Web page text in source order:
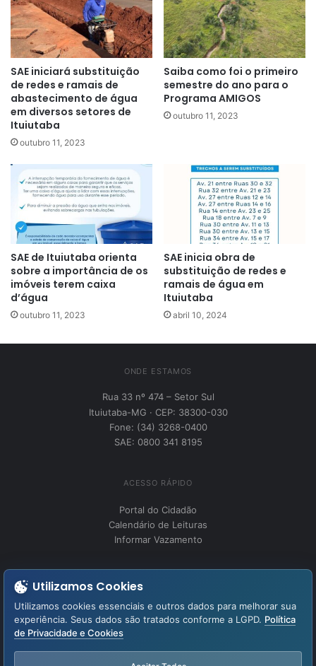
SAE iniciará substituição
de redes e ramais de
abastecimento de água
em diversos setores de
Ituiutaba
outubro 11, 2023
Saiba como foi o primeiro
semestre do ano para o
Programa AMIGOS
outubro 11, 2023
SAE de Ituiutaba orienta
sobre a importância de os
imóveis terem caixa
d’água
outubro 11, 2023
SAE inicia obra de
substituição de redes e
ramais de água em
Ituiutaba
abril 10, 2024
ONDE ESTAMOS
Rua 33 nº 474 – Setor Sul
Ituiutaba-MG · CEP: 38300-030
Fone: (34) 3268-0400
SAE: 0800 341 8195
ACESSO RÁPIDO
Portal do Cidadão
Calendário de Leituras
Informar Vazamento
Perguntas Frequentes
Fale Conosco
LGPD – Lei Geral de Proteção de Dados
Utilizamos Cookies
Utilizamos cookies essenciais e outros dados para melhorar sua
experiência. Seus dados são tratados conforme a LGPD. Política
de Privacidade e Cookies